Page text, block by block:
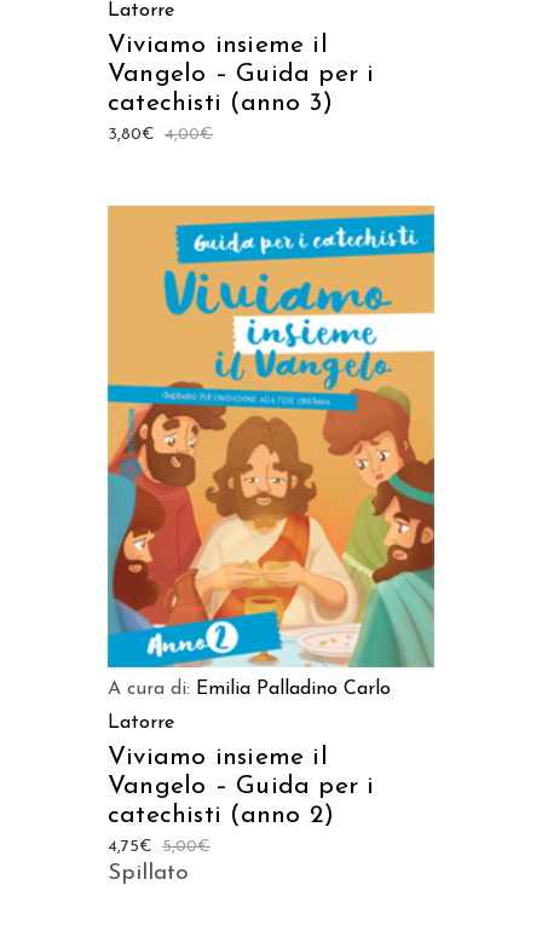
Latorre
Viviamo insieme il
Vangelo – Guida per i
catechisti (anno 3)
4,00€
3,80€
AGGIUNGI AL CARRELLO
A cura di: Emilia Palladino Carlo
Latorre
Viviamo insieme il
Vangelo – Guida per i
catechisti (anno 2)
5,00€
4,75€
Spillato